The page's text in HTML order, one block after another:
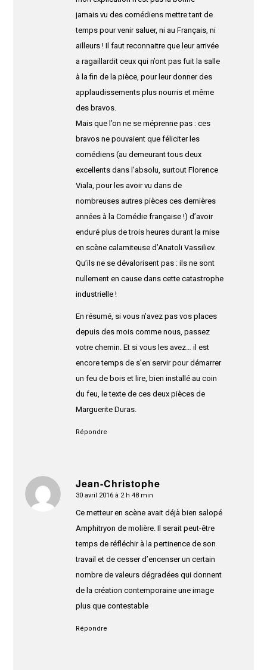
jamais vu des comédiens mettre tant de
temps pour venir saluer, ni au Français, ni
ailleurs ! Il faut reconnaitre que leur arrivée
a ragaillardit ceux qui n’ont pas fuit la salle
à la fin de la pièce, pour leur donner des
applaudissements plus nourris et même
des bravos.
Mais que l’on ne se méprenne pas : ces
bravos ne pouvaient que féliciter les
comédiens (au demeurant tous deux
excellents dans l’absolu, surtout Florence
Viala, pour les avoir vu dans de
nombreuses autres pièces ces dernières
années à la Comédie française !) d’avoir
enduré plus de trois heures durant la mise
en scène calamiteuse d’Anatoli Vassiliev.
Qu’ils ne se dévalorisent pas : ils ne sont
nullement en cause dans cette catastrophe
industrielle !
En résumé, si vous n’avez pas vos places
depuis des mois comme nous, passez
votre chemin. Et si vous les avez… il est
encore temps de s’en servir pour démarrer
un feu de bois et lire, bien installé au coin
du feu, le texte de ces deux pièces de
Marguerite Duras.
Répondre
Jean-Christophe
dit
30 avril 2016 à 2 h 48 min
Ce metteur en scène avait déjà bien salopé
Amphitryon de molière. Il serait peut-être
temps de réfléchir à la pertinence de son
travail et de cesser d’encenser un certain
nombre de valeurs dégradées qui donnent
de la création contemporaine une image
plus que contestable
Répondre